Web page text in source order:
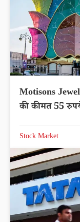
Motisons
की कीमत 55
Stock Market